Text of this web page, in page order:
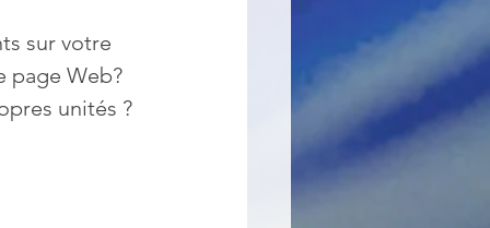
sur votre
page Web?
unités ?